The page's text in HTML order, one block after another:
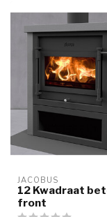
JACOBUS
12 Kwadraat
front